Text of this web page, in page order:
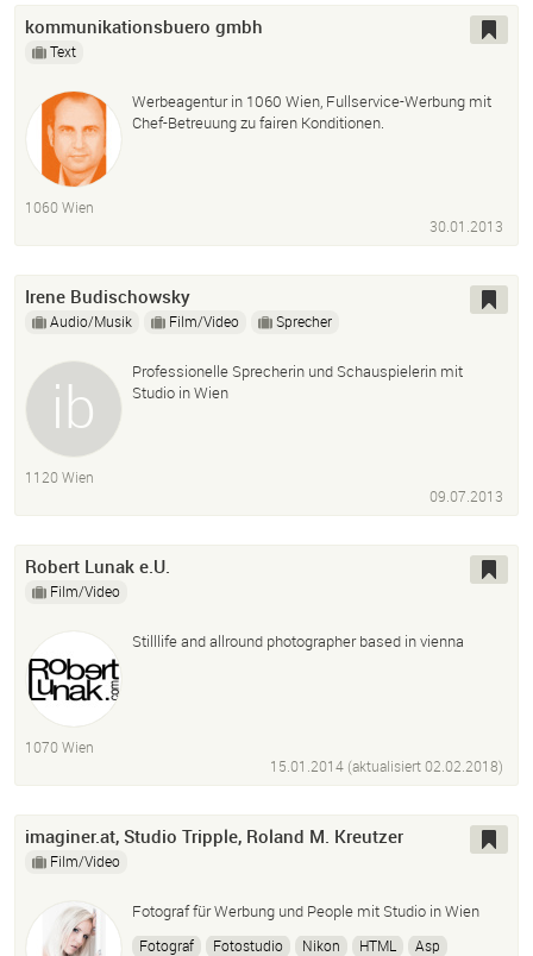
kommunikationsbuero gmbh
Text
Werbeagentur in 1060 Wien, Fullservice-Werbung mit
Chef-Betreuung zu fairen Konditionen.
1060 Wien
30.01.2013
Irene Budischowsky
Audio/Musik Film/Video Sprecher
Professionelle Sprecherin und Schauspielerin mit
Studio in Wien
1120 Wien
09.07.2013
Robert Lunak e.U.
Film/Video
Stilllife and allround photographer based in vienna
1070 Wien
15.01.2014 (aktualisiert02.02.2018)
imaginer.at, Studio Tripple, Roland M. Kreutzer
Film/Video
Fotograf für Werbung und People mit Studio in Wien
Fotograf Fotostudio Nikon HTML Asp